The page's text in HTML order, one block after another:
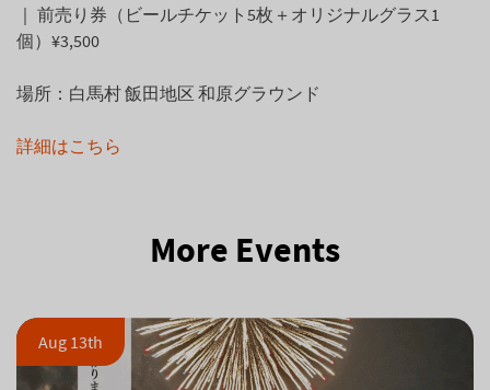
｜ 前売り券（ビールチケット5枚＋オリジナルグラス1
個）¥3,500
場所：白馬村 飯田地区 和原グラウンド
詳細はこちら
More Events
Aug 13th